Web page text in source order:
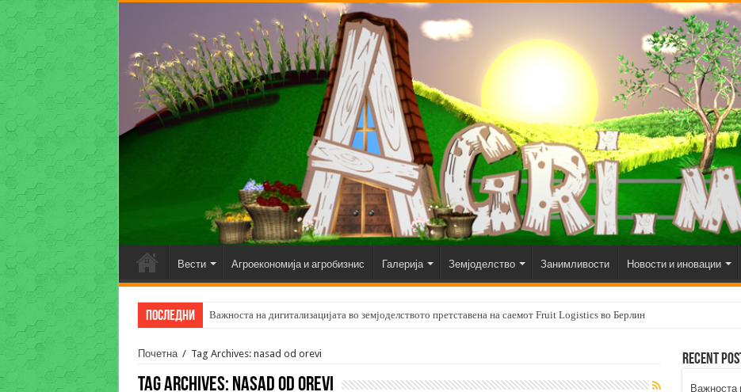
Вести Агроекономија и агробизнис Галерија Земјоделство Занимливости Новости и иновации
Последни Важноста на дигитализацијата во земјоделството претставена на саемот Fruit Logistics во Берлин
Почетна / Tag Archives: nasad od orevi
Tag Archives: nasad od orevi
Recent
Важноста